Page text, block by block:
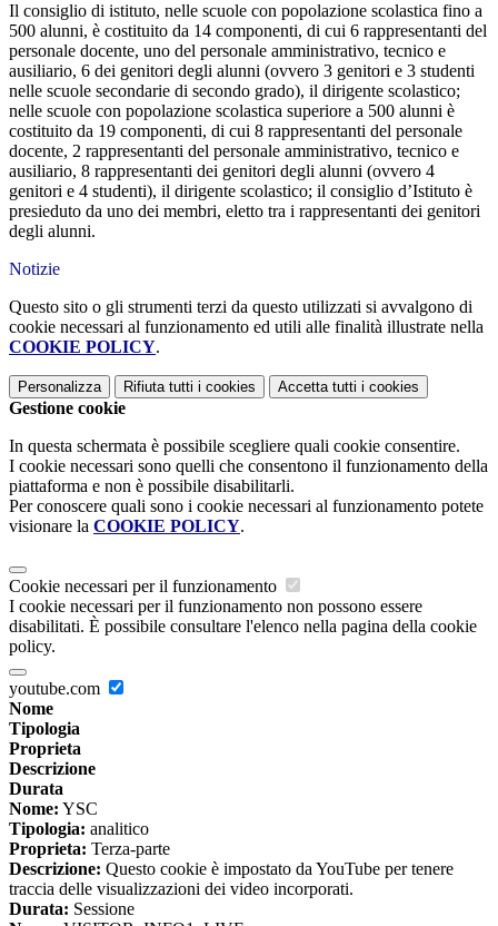
Il consiglio di istituto, nelle scuole con popolazione scolastica fino a
500 alunni, è costituito da 14 componenti, di cui 6 rappresentanti del
personale docente, uno del personale amministrativo, tecnico e
ausiliario, 6 dei genitori degli alunni (ovvero 3 genitori e 3 studenti
nelle scuole secondarie di secondo grado), il dirigente scolastico;
nelle scuole con popolazione scolastica superiore a 500 alunni è
costituito da 19 componenti, di cui 8 rappresentanti del personale
docente, 2 rappresentanti del personale amministrativo, tecnico e
ausiliario, 8 rappresentanti dei genitori degli alunni (ovvero 4
genitori e 4 studenti), il dirigente scolastico; il consiglio d’Istituto è
presieduto da uno dei membri, eletto tra i rappresentanti dei genitori
degli alunni.
Notizie
Questo sito o gli strumenti terzi da questo utilizzati si avvalgono di
cookie necessari al funzionamento ed utili alle finalità illustrate nella
COOKIE POLICY.
Personalizza Rifiuta tutti i cookies Accetta tutti i cookies
Gestione cookie
In questa schermata è possibile scegliere quali cookie consentire.
I cookie necessari sono quelli che consentono il funzionamento della
piattaforma e non è possibile disabilitarli.
Per conoscere quali sono i cookie necessari al funzionamento potete
visionare la COOKIE POLICY.
Cookie necessari per il funzionamento
I cookie necessari per il funzionamento non possono essere
disabilitati. È possibile consultare l'elenco nella pagina della cookie
policy.
youtube.com
Nome
Tipologia
Proprieta
Descrizione
Durata
Nome: YSC
Tipologia: analitico
Proprieta: Terza-parte
Descrizione: Questo cookie è impostato da YouTube per tenere
traccia delle visualizzazioni dei video incorporati.
Durata: Sessione